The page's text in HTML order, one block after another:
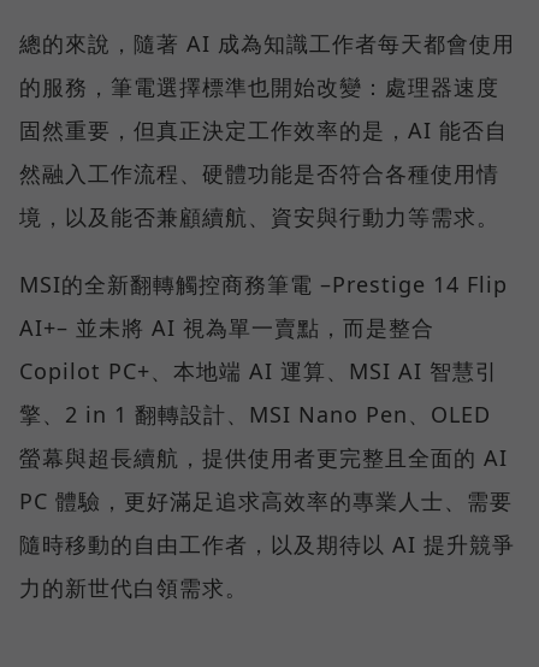
總的來說，隨著 AI 成為知識工作者每天都會使用
的服務，筆電選擇標準也開始改變：處理器速度
固然重要，但真正決定工作效率的是，AI 能否自
然融入工作流程、硬體功能是否符合各種使用情
境，以及能否兼顧續航、資安與行動力等需求。
MSI的全新翻轉觸控商務筆電 –Prestige 14 Flip
AI+– 並未將 AI 視為單一賣點，而是整合
Copilot PC+、本地端 AI 運算、MSI AI 智慧引
擎、2 in 1 翻轉設計、MSI Nano Pen、OLED
螢幕與超長續航，提供使用者更完整且全面的 AI
PC 體驗，更好滿足追求高效率的專業人士、需要
隨時移動的自由工作者，以及期待以 AI 提升競爭
力的新世代白領需求。